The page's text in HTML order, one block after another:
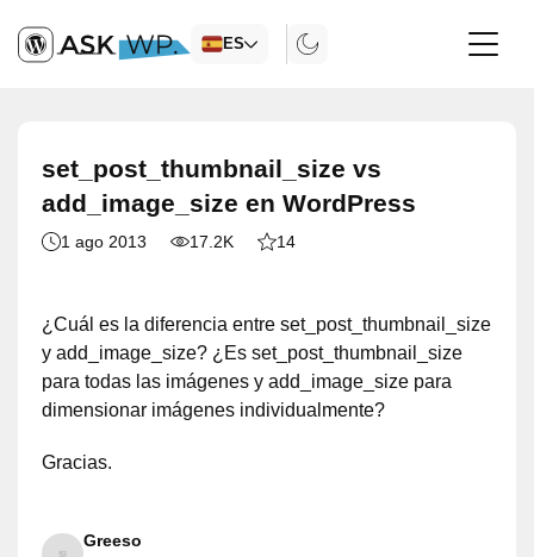
ES
set_post_thumbnail_size vs
add_image_size en WordPress
1 ago 2013 17.2K 14
¿Cuál es la diferencia entre set_post_thumbnail_size
y add_image_size? ¿Es set_post_thumbnail_size
para todas las imágenes y add_image_size para
dimensionar imágenes individualmente?
Gracias.
Greeso